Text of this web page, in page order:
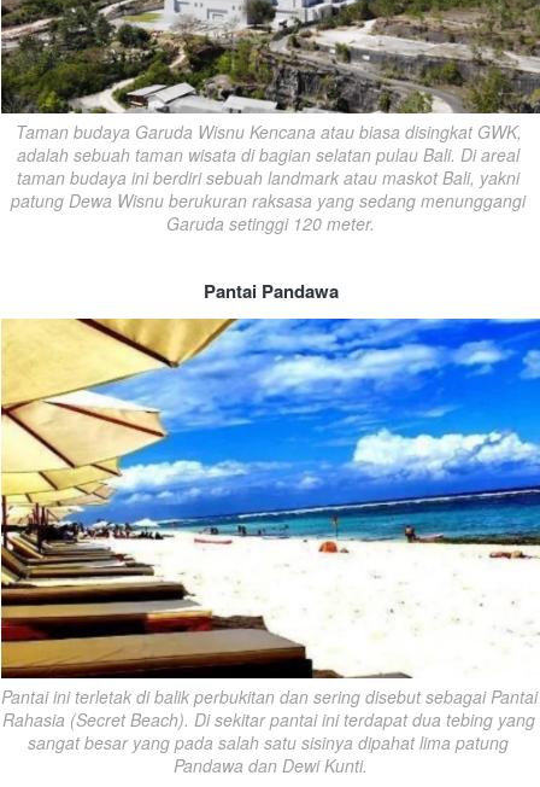
Taman budaya Garuda Wisnu Kencana atau biasa disingkat GWK,
adalah sebuah taman wisata di bagian selatan pulau Bali. Di areal
taman budaya ini berdiri sebuah landmark atau maskot Bali, yakni
patung Dewa Wisnu berukuran raksasa yang sedang menunggangi
Garuda setinggi 120 meter.
Pantai Pandawa
Pantai ini terletak di balik perbukitan dan sering disebut sebagai Pantai
Rahasia (Secret Beach). Di sekitar pantai ini terdapat dua tebing yang
sangat besar yang pada salah satu sisinya dipahat lima patung
Pandawa dan Dewi Kunti.